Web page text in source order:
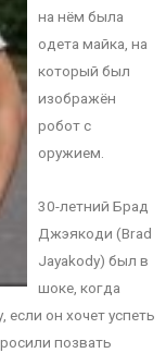
на нём была
одета майка, на
который был
изображён
робот с
оружием.
30-летний Брад
Джэякоди (Brad
Jayakody) был в
шоке, когда
если он хочет успеть
позвать